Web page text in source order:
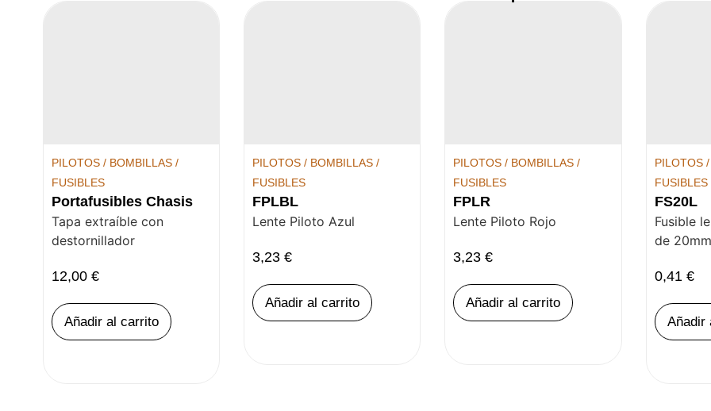
PILOTOS / BOMBILLAS /
FUSIBLES
Portafusibles Chasis
Tapa extraíble con
destornillador
12,00 €
Añadir al carrito
PILOTOS / BOMBILLAS /
FUSIBLES
FPLBL
Lente Piloto Azul
3,23€
Añadir al carrito
PILOTOS / BOMBILLAS /
FUSIBLES
FPLR
Lente Piloto Rojo
3,23€
Añadir al carrito
PILOTOS
FUSIBLES
FS20L
Fusible
de
0,41 €
Añadir